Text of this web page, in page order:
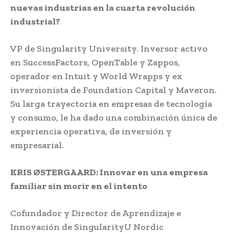
nuevas industrias en la cuarta revolución
industrial?
VP de Singularity University. Inversor activo
en SuccessFactors, OpenTable y Zappos,
operador en Intuit y World Wrapps y ex
inversionista de Foundation Capital y Maveron.
Su larga trayectoria en empresas de tecnología
y consumo, le ha dado una combinación única de
experiencia operativa, de inversión y
empresarial.
KRIS ØSTERGAARD: Innovar en una empresa
familiar sin morir en el intento
Cofundador y Director de Aprendizaje e
Innovación de SingularityU Nordic